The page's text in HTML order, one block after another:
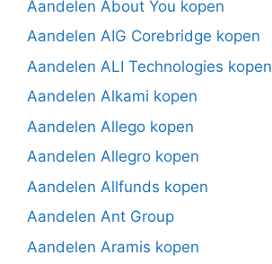
Aandelen About You kopen
Aandelen AIG Corebridge kopen
Aandelen ALI Technologies kopen
Aandelen Alkami kopen
Aandelen Allego kopen
Aandelen Allegro kopen
Aandelen Allfunds kopen
Aandelen Ant Group
Aandelen Aramis kopen